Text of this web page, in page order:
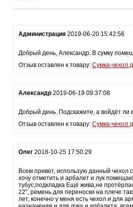
Администрация 2019-06-20 15:42:56
Добрый день, Александр. В сумку
Отзыв оставлен к товару: Сумка-чехол
Александр 2019-06-19 09:37:08
Добрый день. Подскажите, а войдёт ли
Отзыв оставлен к товару: Сумка-чехол
Олег 2018-10-25 17:50:29
Всем привет, использую данный чехол
хочу отметить и арбалет и лук
тубус,подкладка Ещё жива,не
22", ремень для переноски на плече
лет, конечно у меня есть чехол и для